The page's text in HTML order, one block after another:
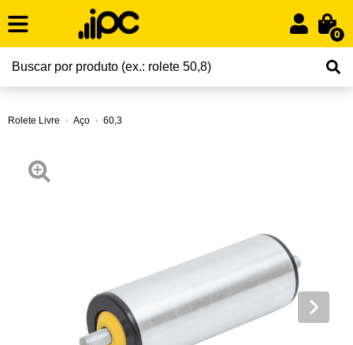
0
Rolete Livre Aço 60,3